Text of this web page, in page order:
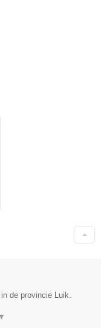
de provincie Luik.
▼